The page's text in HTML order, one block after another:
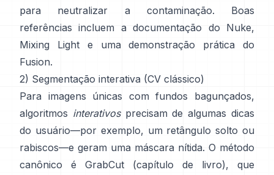
para neutralizar a contaminação. Boas
referências incluem a documentação do Nuke,
Mixing Lighte uma demonstração prática do
Fusion.
2) Segmentação interativa (CV clássico)
Para imagens únicas com fundos bagunçados,
algoritmos interativosprecisam de algumas dicas
do usuário—por exemplo, um retângulo solto ou
rabiscos—e geram uma máscara nítida. O método
canônico é
GrabCut (capítulo de livro), que